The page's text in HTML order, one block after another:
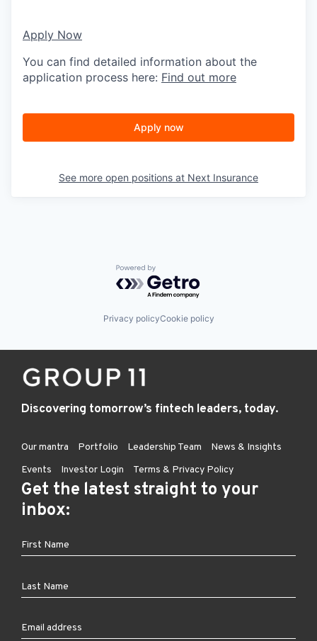
Apply Now
You can find detailed information about the
application process here: Find out more
Apply now
See more open positions at Next Insurance
Powered by Getro.com
Privacy policyCookie policy
Discovering tomorrow’s fintech leaders, today.
Our mantra Portfolio Leadership Team
News & Insights
Events
Investor Login Terms & Privacy Policy
Get the latest straight to your
inbox: